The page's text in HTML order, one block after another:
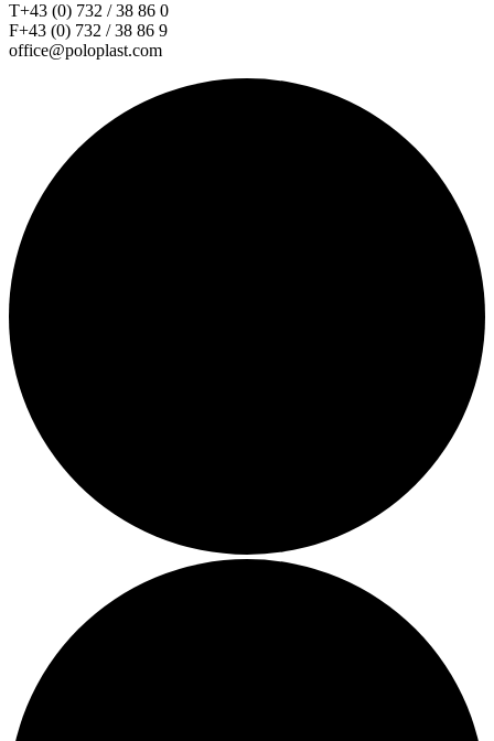
T+43 (0) 732 / 38 86 0
F+43 (0) 732 / 38 86 9
office@poloplast.com